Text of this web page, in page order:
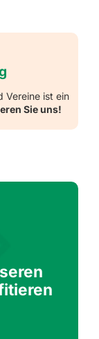
Vereine ist ein
Sie uns!